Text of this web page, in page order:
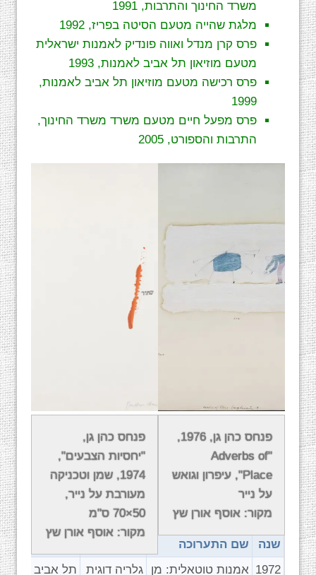
משרד החינוך והתרבות, 1991
מלגת שהייה מטעם הסיטה בפריז, 1992
פרס קרן מנדל ואווה פונדיק לאמנות ישראלית
מטעם מוזיאון תל אביב לאמנות, 1993
פרס רכישה מטעם מוזיאון תל אביב לאמנות,
1999
פרס מפעל חיים מטעם משרד משרד החינוך,
התרבות והספורט, 2005
פנחס כהן גן, 1976,
"Adverbs of
Place", עיפרון וגואש
על נייר
מקור: אוסף אורן שץ
פנחס כהן גן,
"יחסיות הצבעים",
1974, שמן וטכניקה
מעורבת על נייר,
50×70 ס"מ
מקור: אוסף אורן שץ
ספרות
תערוכות יחיד
שנה שם התערוכה
1972 אמנות טוטאלית: מן
גלריה דוגית תל אביב